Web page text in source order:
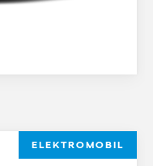
ELEKTROMOBIL